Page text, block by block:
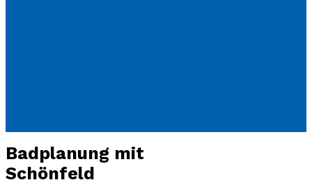
Badplanung mit
Schönfeld